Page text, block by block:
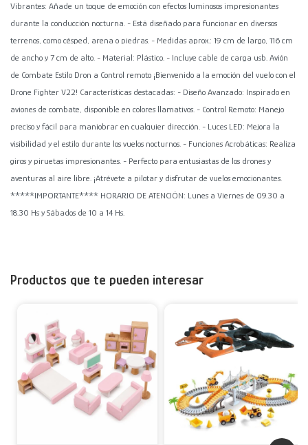
Vibrantes: Añade un toque de emoción con efectos luminosos impresionantes
durante la conducción nocturna. - Está diseñado para funcionar en diversos
terrenos, como césped, arena o piedras. - Medidas aprox.: 19 cm de largo, 116 cm
de ancho y 7 cm de alto. - Material: Plástico. - Incluye cable de carga usb. Avión
de Combate Estilo Dron a Control remoto ¡Bienvenido a la emoción del vuelo con el
Drone Fighter V22! Características destacadas: - Diseño Avanzado: Inspirado en
aviones de combate, disponible en colores llamativos. - Control Remoto: Manejo
preciso y fácil para maniobrar en cualquier dirección. - Luces LED: Mejora la
visibilidad y el estilo durante los vuelos nocturnos. - Funciones Acrobáticas: Realiza
giros y piruetas impresionantes. - Perfecto para entusiastas de los drones y
aventuras al aire libre. ¡Atrévete a pilotar y disfrutar de vuelos emocionantes.
*****IMPORTANTE**** HORARIO DE ATENCIÓN: Lunes a Viernes de 09.30 a
18.30 Hs y Sábados de 10 a 14 Hs.
Productos que te pueden interesar